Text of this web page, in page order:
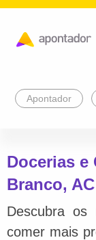
Apontador
Docerias e
Branco, AC
Descubra os
comer mais